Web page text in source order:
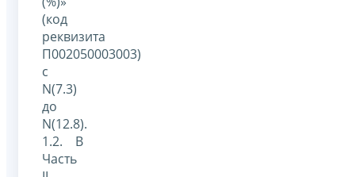
(код
реквизита
П002050003003)
с
N(7.3)
до
N(12.8).
1.2. В
Часть